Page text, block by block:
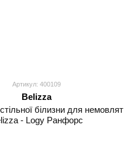
Артикул: 400109
Belizza
білизни для немовлят
- Logy Ранфорс